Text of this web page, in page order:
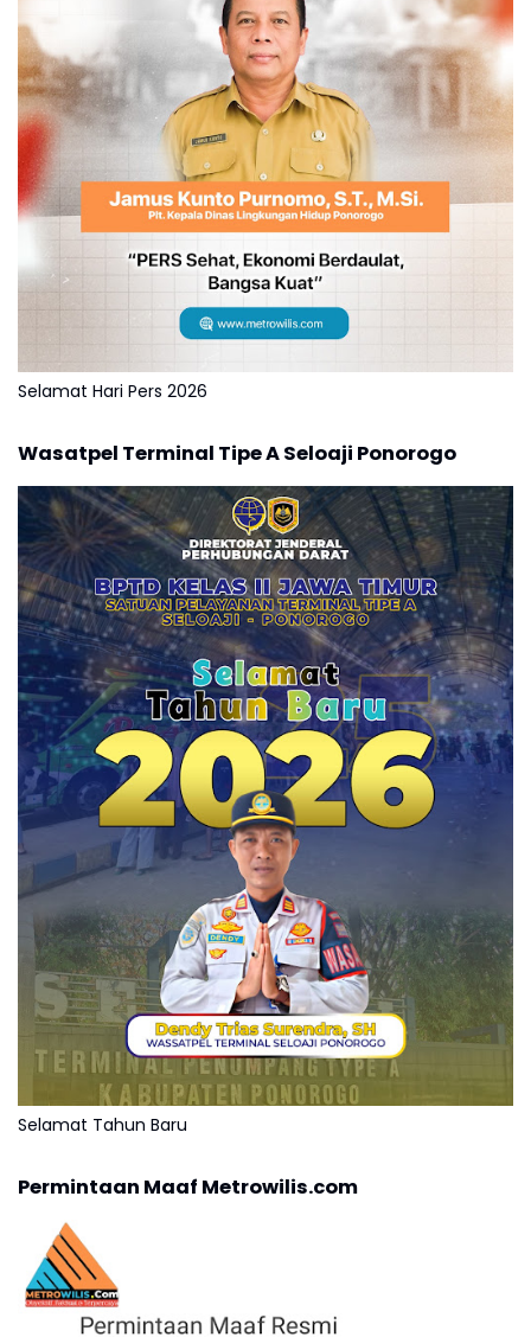
Selamat Hari Pers 2026
Wasatpel Terminal Tipe A Seloaji Ponorogo
Selamat Tahun Baru
Permintaan Maaf Metrowilis.com